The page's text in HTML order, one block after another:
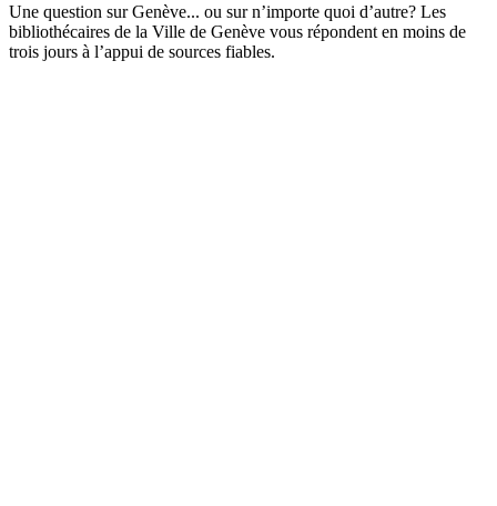
Une question sur Genève... ou sur n’importe quoi d’autre? Les
bibliothécaires de la Ville de Genève vous répondent en moins de
trois jours à l’appui de sources fiables.